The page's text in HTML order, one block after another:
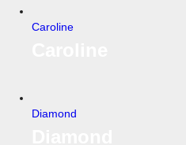
Caroline
Diamond